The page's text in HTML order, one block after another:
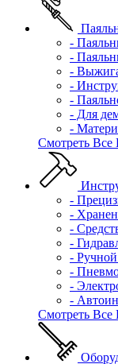
-
-
-
-
-
- Для
-
Смотреть Все
-
-
-
-
-
-
-
-
Смотреть